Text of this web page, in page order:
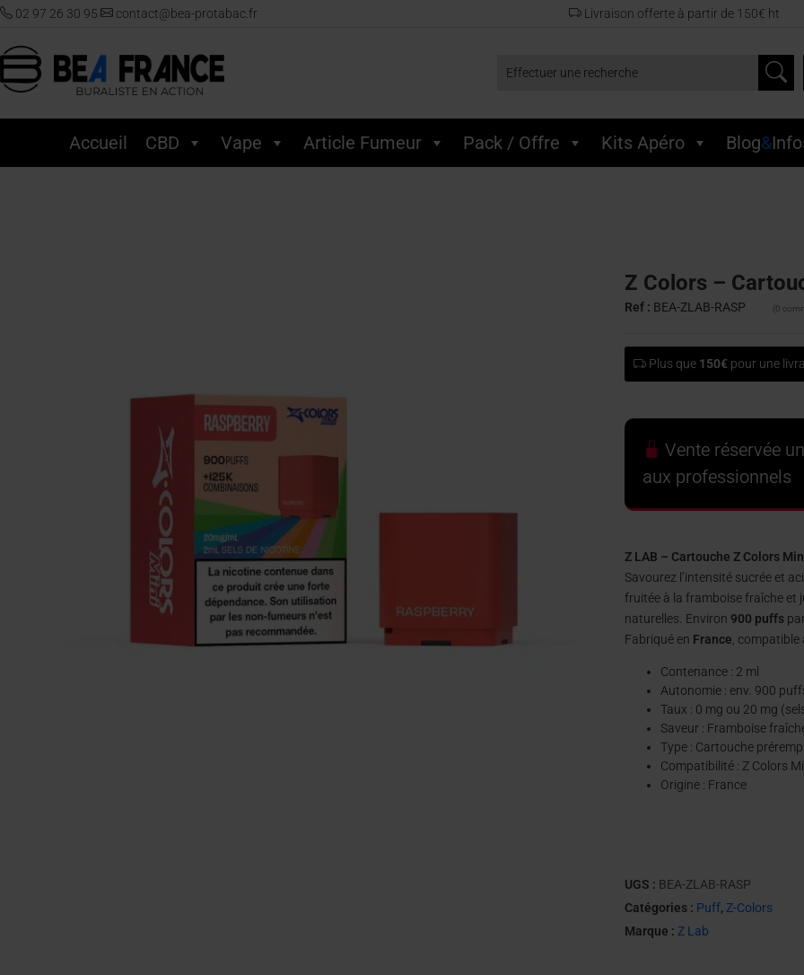
02 97 26 30 95 contact@bea-protabac.fr Livraison offerte à partir de 150€ ht
Effectuer une recherche
Accueil CBD Vape Article Fumeur Pack / Offre Kits Apéro Blog&
Z Colors –
Ref : BEA-ZLAB-RASP (0
Plus que 150€ pour une
Vente réservée
aux professionnels
Z LAB – Cartouche Z Colors
Savourez l’intensité sucrée et
fruitée à la framboise fraîche et
naturelles. Environ 900 puffs
Fabriqué en France,
Contenance : 2 ml
Autonomie : env. 900
Taux : 0 mg ou 20 mg
Saveur : Framboise
Type : Cartouche
Compatibilité : Z Colors
Origine : France
UGS : BEA-ZLAB-RASP
Catégories : Puff,Z-Colors
Marque :Z Lab